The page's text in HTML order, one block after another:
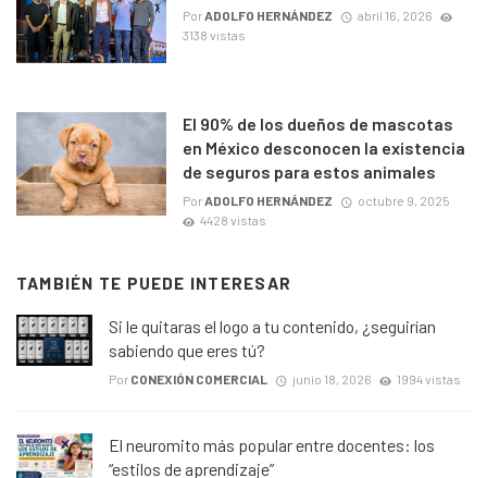
PorADOLFO HERNÁNDEZ
abril 16, 2026
3138 vistas
El 90% de los dueños de mascotas
en México desconocen la existencia
de seguros para estos animales
PorADOLFO HERNÁNDEZ
octubre 9, 2025
4428 vistas
TAMBIÉN TE PUEDE INTERESAR
Si le quitaras el logo a tu contenido, ¿seguirían
sabiendo que eres tú?
Por CONEXIÓN COMERCIAL junio 18, 2026 1994 vistas
El neuromito más popular entre docentes: los
“estilos de aprendizaje”